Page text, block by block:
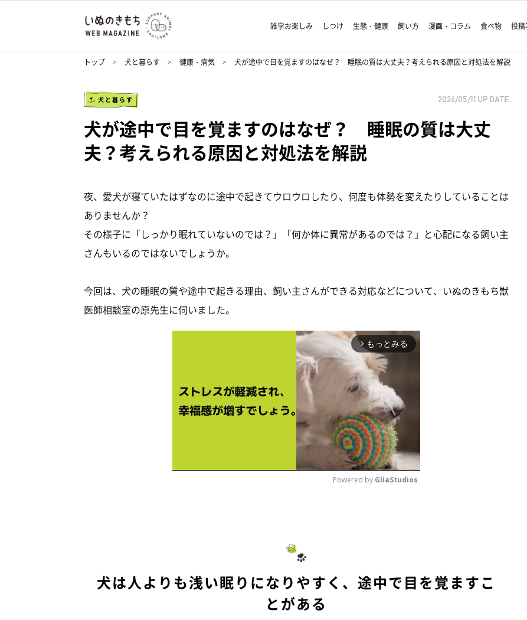
雑学お楽しみ しつけ 生態・健康 飼い方 漫画・コラム 食べ物 投
トップ 犬と暮らす 健康・病気 犬が途中で目を覚ますのはなぜ？ 睡眠の質は大丈夫？考えられる原因と対処法を解説
犬と暮らす 2026/05/11 UP DATE
犬が途中で目を覚ますのはなぜ？ 睡眠の質は大丈
夫？考えられる原因と対処法を解説
夜、愛犬が寝ていたはずなのに途中で起きてウロウロしたり、何度も体勢を変えたりしていることは
ありませんか？
その様子に「しっかり眠れていないのでは？」「何か体に異常があるのでは？」と心配になる飼い主
さんもいるのではないでしょうか。
今回は、犬の睡眠の質や途中で起きる理由、飼い主さんができる対応などについて、いぬのきもち獣
医師相談室の原先生に伺いました。
arrow_forward_ios もっとみる
Powered by GliaStudios
犬は人よりも浅い眠りになりやすく、途中で目を覚ますこ
とがある